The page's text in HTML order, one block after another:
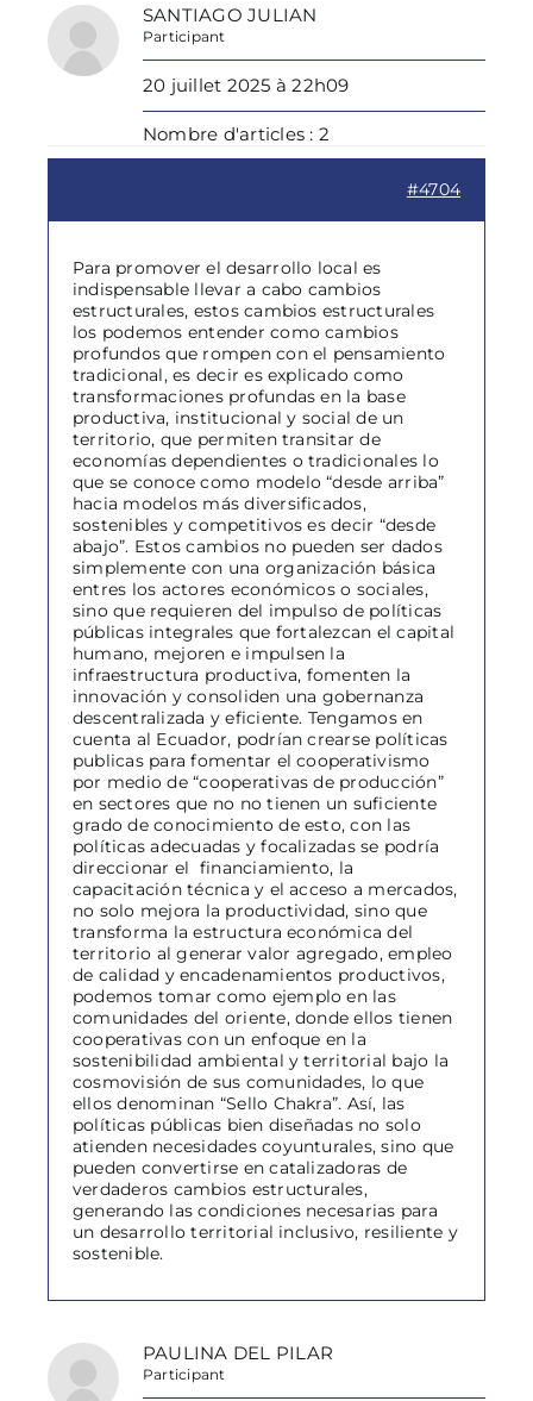
SANTIAGO JULIAN
Participant
20 juillet 2025 à 22h09
Nombre d'articles : 2
#4704
Para promover el desarrollo local es
indispensable llevar a cabo cambios
estructurales, estos cambios estructurales
los podemos entender como cambios
profundos que rompen con el pensamiento
tradicional, es decir es explicado como
transformaciones profundas en la base
productiva, institucional y social de un
territorio, que permiten transitar de
economías dependientes o tradicionales lo
que se conoce como modelo “desde arriba”
hacia modelos más diversificados,
sostenibles y competitivos es decir “desde
abajo”. Estos cambios no pueden ser dados
simplemente con una organización básica
entres los actores económicos o sociales,
sino que requieren del impulso de políticas
públicas integrales que fortalezcan el capital
humano, mejoren e impulsen la
infraestructura productiva, fomenten la
innovación y consoliden una gobernanza
descentralizada y eficiente. Tengamos en
cuenta al Ecuador, podrían crearse políticas
publicas para fomentar el cooperativismo
por medio de “cooperativas de producción”
en sectores que no no tienen un suficiente
grado de conocimiento de esto, con las
políticas adecuadas y focalizadas se podría
direccionar el financiamiento, la
capacitación técnica y el acceso a mercados,
no solo mejora la productividad, sino que
transforma la estructura económica del
territorio al generar valor agregado, empleo
de calidad y encadenamientos productivos,
podemos tomar como ejemplo en las
comunidades del oriente, donde ellos tienen
cooperativas con un enfoque en la
sostenibilidad ambiental y territorial bajo la
cosmovisión de sus comunidades, lo que
ellos denominan “Sello Chakra”. Así, las
políticas públicas bien diseñadas no solo
atienden necesidades coyunturales, sino que
pueden convertirse en catalizadoras de
verdaderos cambios estructurales,
generando las condiciones necesarias para
un desarrollo territorial inclusivo, resiliente y
sostenible.
PAULINA DEL PILAR
Participant